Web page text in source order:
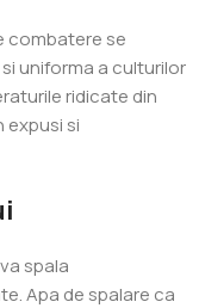
combatere se
uniforma a culturilor
ridicate din
expusi si
spala
Apa de spalare ca